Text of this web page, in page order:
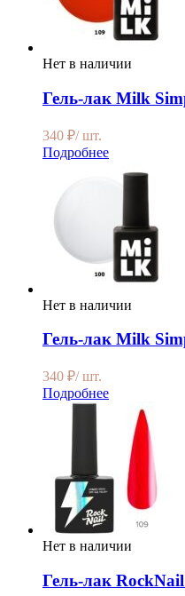
Нет в наличии
Гель-лак Milk
340 ₽/ шт.
Подробнее
Нет в наличии
Гель-лак Milk
340 ₽/ шт.
Подробнее
Нет в наличии
Гель-лак